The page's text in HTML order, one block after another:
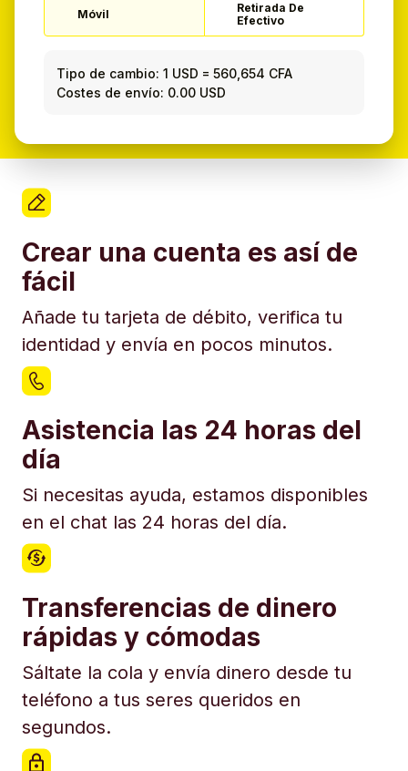
Móvil
Retirada De
Efectivo
Tipo de cambio: 1 USD =560,654 CFA
Costes de envío: 0.00 USD
Crear una cuenta es así de
fácil
Añade tu tarjeta de débito, verifica tu
identidad y envía en pocos minutos.
Asistencia las 24 horas del
día
Si necesitas ayuda, estamos disponibles
en el chat las 24 horas del día.
Transferencias de dinero
rápidas y cómodas
Sáltate la cola y envía dinero desde tu
teléfono a tus seres queridos en
segundos.